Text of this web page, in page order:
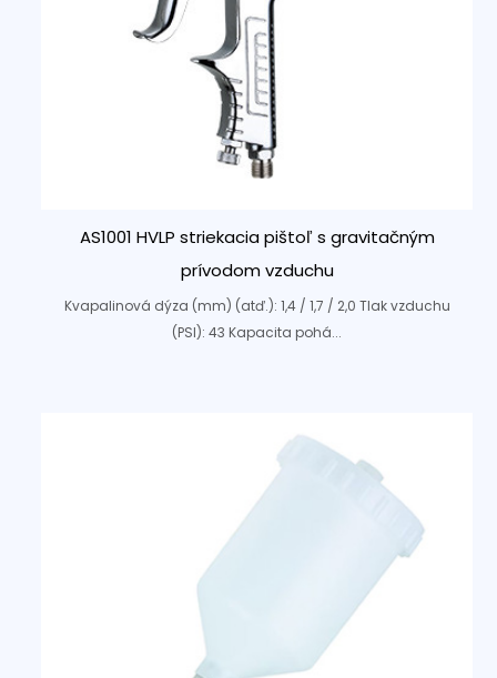
AS1001 HVLP striekacia pištoľ s gravitačným
prívodom vzduchu
Kvapalinová dýza (mm) (atď.): 1,4 / 1,7 / 2,0 Tlak vzduchu
(PSI): 43 Kapacita pohá...